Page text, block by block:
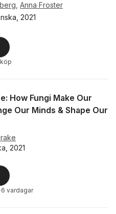
Anna Froster
2021
How Fungi Make Our
Our Minds & Shape Our
2021
vardagar